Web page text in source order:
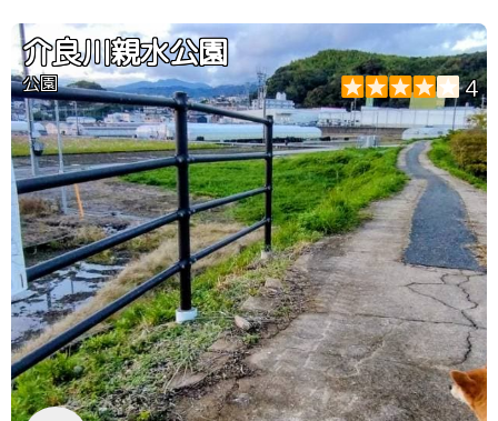
介良川親水公園
公園 4